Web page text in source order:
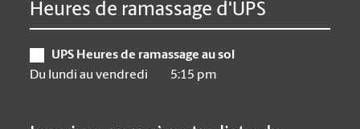
Heures de ramassage d'UPS
UPS Heures de ramassage au sol
Du lundi au vendredi
5:15 pm